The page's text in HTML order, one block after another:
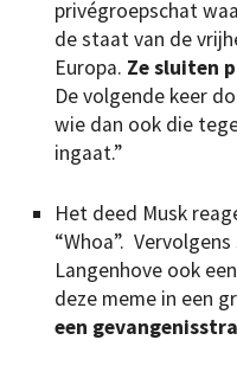
privégroepschat
de staat van de
Europa. Ze sluiten
De volgende keer
wie dan ook die
ingaat.”
Het deed Musk
“Whoa”.
Langenhove ook
deze meme in een
een